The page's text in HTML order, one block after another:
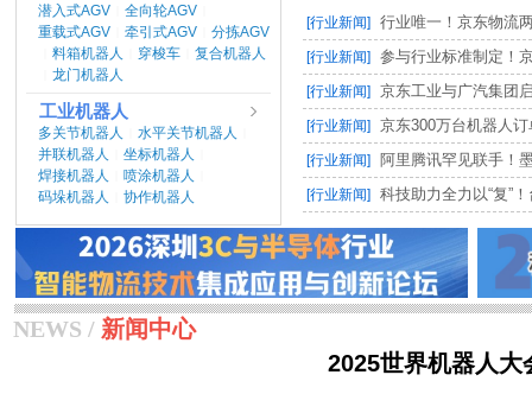
潜入式AGV 全向轮AGV
重载式AGV 牵引式AGV 分拣AGV
料箱机器人 穿梭车 复合机器人
龙门机器人
工业机器人
多关节机器人 水平关节机器人
并联机器人 坐标机器人
焊接机器人 喷涂机器人
码垛机器人 协作机器人
[行业新闻] 行业唯一！京东物流
[行业新闻] 参与行业标准制定！
[行业新闻] 京东工业与广汽集团
[行业新闻] 京东300万台机器人
[行业新闻] 阿里腾讯罕见联手！
[行业新闻] 科技助力全力以“复”
NEWS / 新闻中心
2025世界机器人大